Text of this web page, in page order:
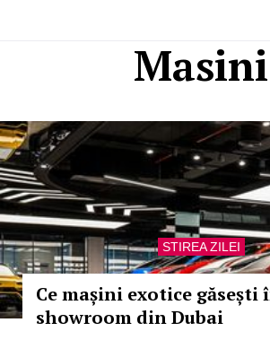
Masini
STIREA ZILEI
Ce mașini exotice
showroom din Dubai